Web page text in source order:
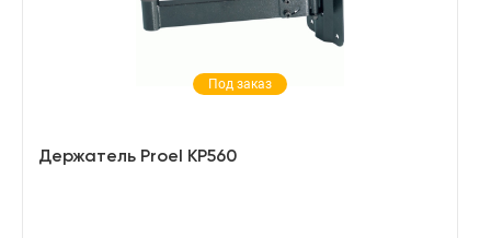
Под заказ
Держатель Proel KP560